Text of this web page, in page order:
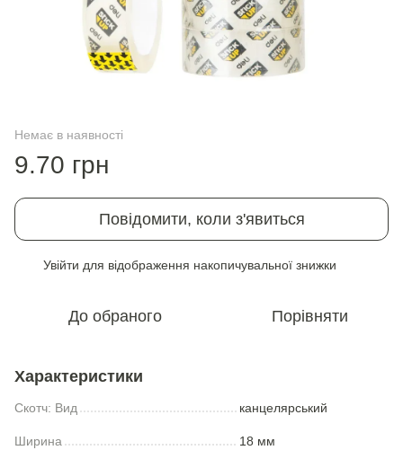
Немає в наявності
9.70 грн
Повідомити, коли з'явиться
Увійти для відображення накопичувальної знижки
До обраного Порівняти
Характеристики
Скотч: Вид канцелярський
Ширина 18 мм